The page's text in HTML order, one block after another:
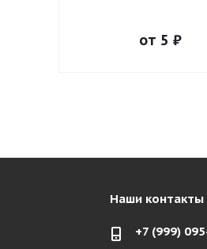
от 5 ₽
Наши контакты
+7 (999)